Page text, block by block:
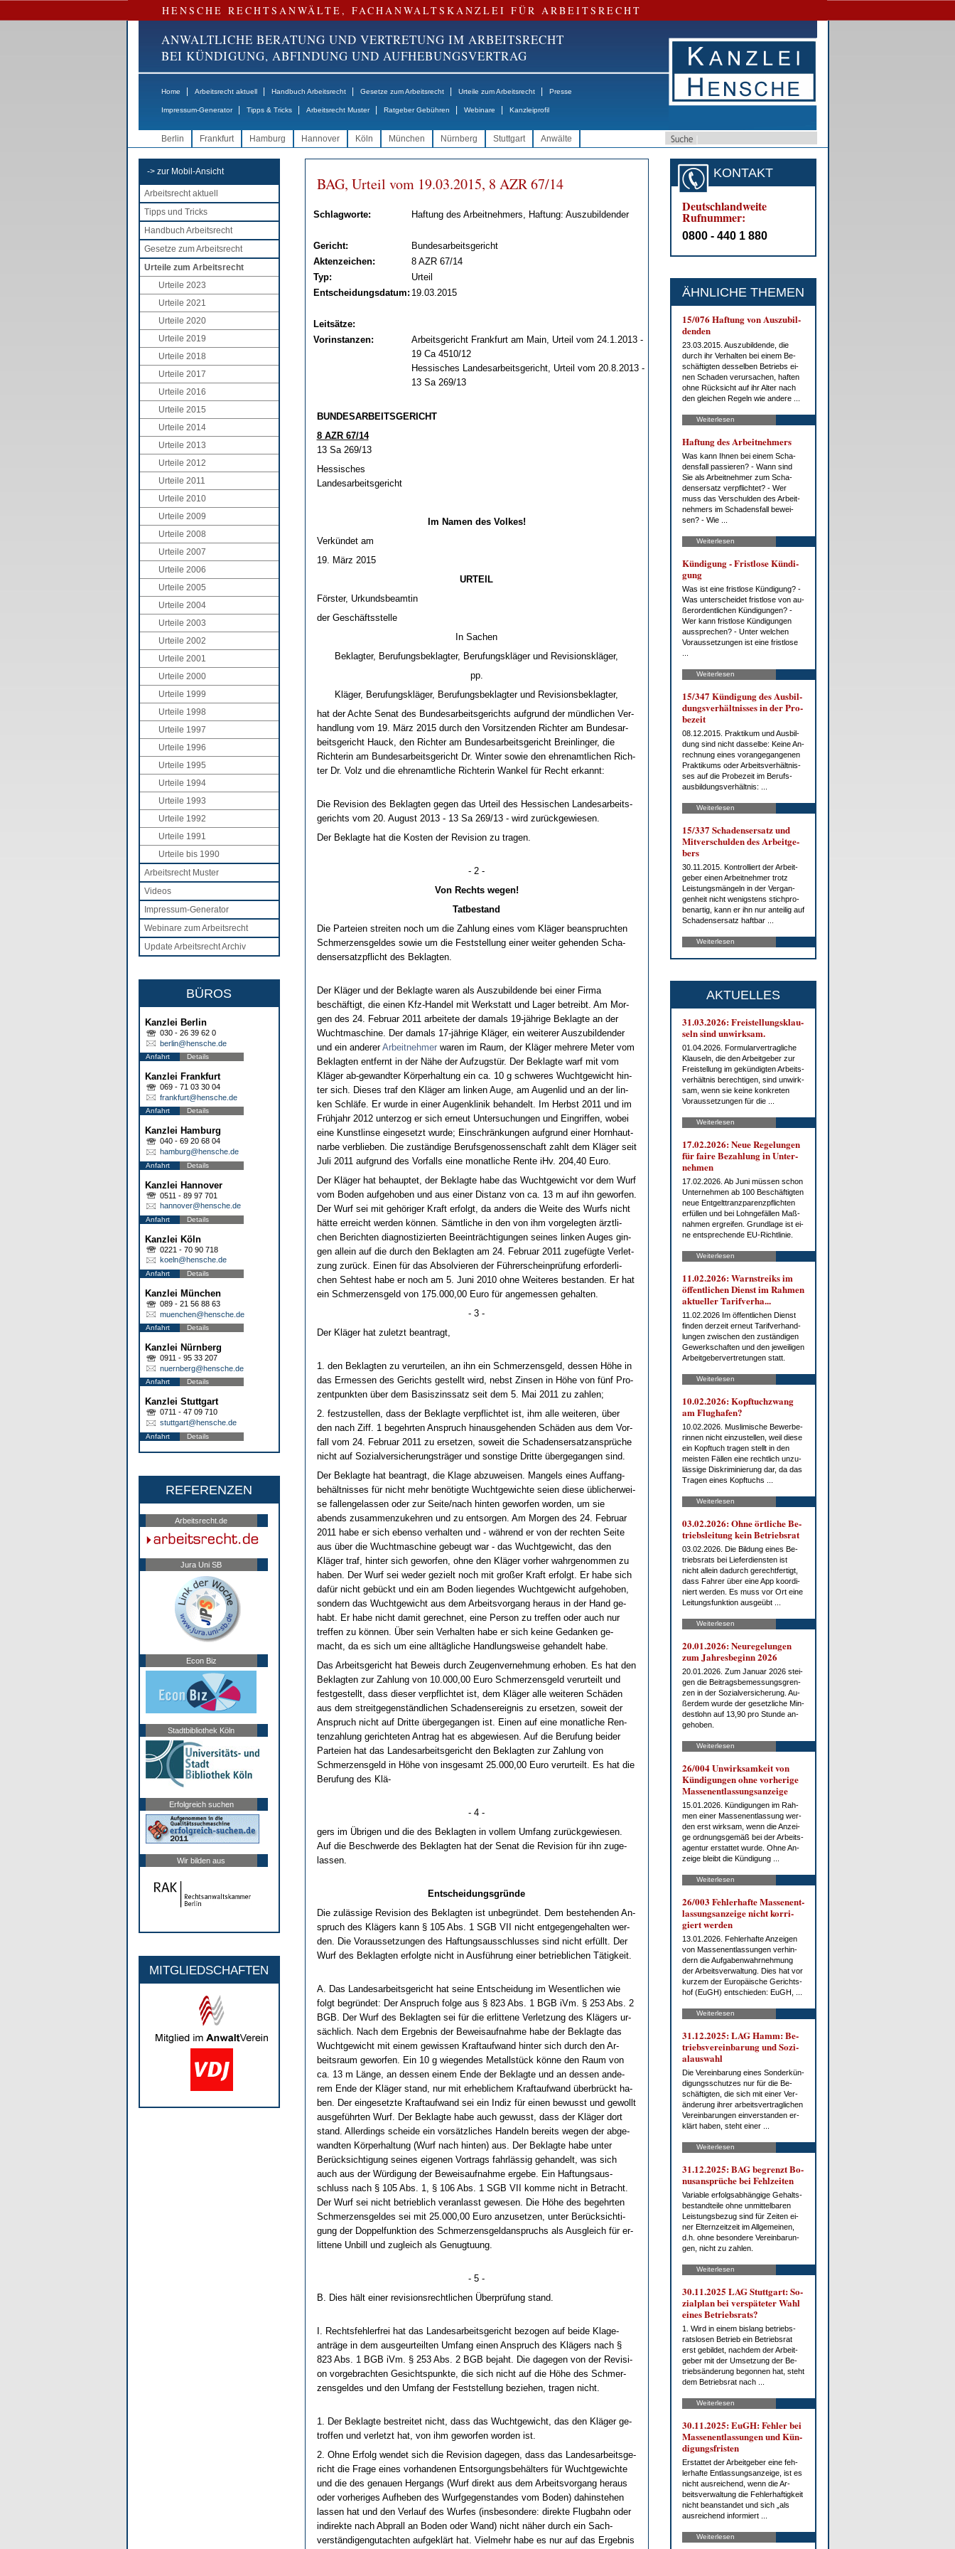
HENSCHE RECHTSANWÄLTE, FACHANWALTSKANZLEI FÜR ARBEITSRECHT
ANWALTLICHE BERATUNG UND VERTRETUNG IM ARBEITSRECHT
BEI KÜNDIGUNG, ABFINDUNG UND AUFHEBUNGSVERTRAG
Home Arbeitsrecht aktuell Handbuch Arbeitsrecht Gesetze zum Arbeitsrecht Urteile zum Arbeitsrecht Presse
Impressum-Generator Tipps & Tricks Arbeitsrecht Muster Ratgeber Gebühren Webinare Kanzleiprofil
Berlin Frankfurt Hamburg Hannover Köln München Nürnberg Stuttgart Anwälte
-> zur Mobil-Ansicht
Arbeitsrecht aktuell
Tipps und Tricks
Handbuch Arbeitsrecht
Gesetze zum Arbeitsrecht
Urteile zum Arbeitsrecht
Urteile 2023
Urteile 2021
Urteile 2020
Urteile 2019
Urteile 2018
Urteile 2017
Urteile 2016
Urteile 2015
Urteile 2014
Urteile 2013
Urteile 2012
Urteile 2011
Urteile 2010
Urteile 2009
Urteile 2008
Urteile 2007
Urteile 2006
Urteile 2005
Urteile 2004
Urteile 2003
Urteile 2002
Urteile 2001
Urteile 2000
Urteile 1999
Urteile 1998
Urteile 1997
Urteile 1996
Urteile 1995
Urteile 1994
Urteile 1993
Urteile 1992
Urteile 1991
Urteile bis 1990
Arbeitsrecht Muster
Videos
Impressum-Generator
Webinare zum Arbeitsrecht
Update Arbeitsrecht Archiv
BÜROS
Kanzlei Berlin
030 - 26 39 62 0
berlin@hensche.de
Anfahrt Details
Kanzlei Frankfurt
069 - 71 03 30 04
frankfurt@hensche.de
Anfahrt Details
Kanzlei Hamburg
040 - 69 20 68 04
hamburg@hensche.de
Anfahrt Details
Kanzlei Hannover
0511 - 89 97 701
hannover@hensche.de
Anfahrt Details
Kanzlei Köln
0221 - 70 90 718
koeln@hensche.de
Anfahrt Details
Kanzlei München
089 - 21 56 88 63
muenchen@hensche.de
Anfahrt Details
Kanzlei Nürnberg
0911 - 95 33 207
nuernberg@hensche.de
Anfahrt Details
Kanzlei Stuttgart
0711 - 47 09 710
stuttgart@hensche.de
Anfahrt Details
REFERENZEN
Arbeitsrecht.de
Jura Uni SB
Econ Biz
Stadtbibliothek Köln
Erfolgreich suchen
Wir bilden aus
MITGLIEDSCHAFTEN
BAG, Ur­teil vom 19.03.2015, 8 AZR 67/14
Schlagworte: Haftung des Arbeitnehmers, Haftung: Auszubildender
Gericht:
Bundesarbeitsgericht
Aktenzeichen:
8 AZR 67/14
Typ:
Urteil
Entscheidungsdatum: 19.03.2015
Leitsätze:
Vorinstanzen:
Arbeitsgericht Frankfurt am Main, Urteil vom 24.1.2013 -
19 Ca 4510/12
Hessisches Landesarbeitsgericht, Urteil vom 20.8.2013 -
13 Sa 269/13
BUN­DES­AR­BEITS­GERICHT
8 AZR 67/14
13 Sa 269/13
Hes­si­sches
Lan­des­ar­beits­ge­richt
Im Na­men des Vol­kes!
Verkündet am
19. März 2015
UR­TEIL
Förs­ter, Ur­kunds­be­am­tin
der Geschäfts­stel­le
In Sa­chen
Be­klag­ter, Be­ru­fungs­be­klag­ter, Be­ru­fungskläger und Re­vi­si­onskläger,
pp.
Kläger, Be­ru­fungskläger, Be­ru­fungs­be­klag­ter und Re­vi­si­ons­be­klag­ter,
hat der Ach­te Se­nat des Bun­des­ar­beits­ge­richts auf­grund der münd­li­chen Ver­
hand­lung vom 19. März 2015 durch den Vor­sit­zen­den Rich­ter am Bun­des­ar­
beits­ge­richt Hauck, den Rich­ter am Bun­des­ar­beits­ge­richt Brein­lin­ger, die
Rich­te­rin am Bun­des­ar­beits­ge­richt Dr. Win­ter so­wie den eh­ren­amt­li­chen Rich­
ter Dr. Volz und die eh­ren­amt­li­che Rich­te­rin Wan­kel für Recht er­kannt:
Die Re­vi­si­on des Be­klag­ten ge­gen das Ur­teil des Hes­si­schen Lan­des­ar­beits­
ge­richts vom 20. Au­gust 2013 - 13 Sa 269/13 - wird zurück­ge­wie­sen.
Der Be­klag­te hat die Kos­ten der Re­vi­si­on zu tra­gen.
- 2 -
Von Rechts we­gen!
Tat­be­stand
Die Par­tei­en strei­ten noch um die Zah­lung ei­nes vom Kläger be­an­spruch­ten
Schmer­zens­gel­des so­wie um die Fest­stel­lung ei­ner wei­ter ge­hen­den Scha­
dens­er­satz­pflicht des Be­klag­ten.
Der Kläger und der Be­klag­te wa­ren als Aus­zu­bil­den­de bei ei­ner Fir­ma
beschäftigt, die ei­nen Kfz-Han­del mit Werk­statt und La­ger be­treibt. Am Mor­
gen des 24. Fe­bru­ar 2011 ar­bei­te­te der da­mals 19-jähri­ge Be­klag­te an der
Wucht­ma­schi­ne. Der da­mals 17-jähri­ge Kläger, ein wei­te­rer Aus­zu­bil­den­der
und ein an­de­rerAr­beit­neh­merwa­ren im Raum, der Kläger meh­re­re Me­ter vom
Be­klag­ten ent­fernt in der Nähe der Auf­zugstür. Der Be­klag­te warf mit vom
Kläger ab-ge­wand­ter Körper­hal­tung ein ca. 10 g schwe­res Wucht­ge­wicht hin­
ter sich. Die­ses traf den Kläger am lin­ken Au­ge, am Au­gen­lid und an der lin­
ken Schläfe. Er wur­de in ei­ner Au­gen­kli­nik be­han­delt. Im Herbst 2011 und im
Frühjahr 2012 un­ter­zog er sich er­neut Un­ter­su­chun­gen und Ein­grif­fen, wo­bei
ei­ne Kunst­lin­se ein­ge­setzt wur­de; Ein­schränkun­gen auf­grund ei­ner Horn­haut­
nar­be ver­blie­ben. Die zuständi­ge Be­rufs­ge­nos­sen­schaft zahlt dem Kläger seit
Ju­li 2011 auf­grund des Vor­falls ei­ne mo­nat­li­che Ren­te iHv. 204,40 Eu­ro.
Der Kläger hat be­haup­tet, der Be­klag­te ha­be das Wucht­ge­wicht vor dem Wurf
vom Bo­den auf­ge­ho­ben und aus ei­ner Dis­tanz von ca. 13 m auf ihn ge­wor­fen.
Der Wurf sei mit gehöri­ger Kraft er­folgt, da an­ders die Wei­te des Wurfs nicht
hätte er­reicht wer­den können. Sämt­li­che in den von ihm vor­ge­leg­ten ärzt­li­
chen Be­rich­ten dia­gnos­ti­zier­ten Be­ein­träch­ti­gun­gen sei­nes lin­ken Au­ges gin­
gen al­lein auf die durch den Be­klag­ten am 24. Fe­bru­ar 2011 zu­gefügte Ver­let­
zung zurück. Ei­nen für das Ab­sol­vie­ren der Führer­schein­prüfung er­for­der­li­
chen Seh­test ha­be er noch am 5. Ju­ni 2010 oh­ne Wei­te­res be­stan­den. Er hat
ein Schmer­zens­geld von 175.000,00 Eu­ro für an­ge­mes­sen ge­hal­ten.
- 3 -
Der Kläger hat zu­letzt be­an­tragt,
1. den Be­klag­ten zu ver­ur­tei­len, an ihn ein Schmer­zens­geld, des­sen Höhe in
das Er­mes­sen des Ge­richts ge­stellt wird, nebst Zin­sen in Höhe von fünf Pro­
zent­punk­ten über dem Ba­sis­zins­satz seit dem 5. Mai 2011 zu zah­len;
2. fest­zu­stel­len, dass der Be­klag­te ver­pflich­tet ist, ihm al­le wei­te­ren, über
den nach Ziff. 1 be­gehr­ten An­spruch hin­aus­ge­hen­den Schäden aus dem Vor­
fall vom 24. Fe­bru­ar 2011 zu er­set­zen, so­weit die Scha­dens­er­satz­ansprüche
nicht auf So­zi­al­ver­si­che­rungs­träger und sons­ti­ge Drit­te über­ge­gan­gen sind.
Der Be­klag­te hat be­an­tragt, die Kla­ge ab­zu­wei­sen. Man­gels ei­nes Auf­fang­
behält­nis­ses für nicht mehr benötig­te Wucht­ge­wich­te sei­en die­se übli­cher­wei­
se fal­len­ge­las­sen oder zur Sei­te/nach hin­ten ge­wor­fen wor­den, um sie
abends zu­sam­men­zu­keh­ren und zu ent­sor­gen. Am Mor­gen des 24. Fe­bru­ar
2011 ha­be er sich eben­so ver­hal­ten und - während er von der rech­ten Sei­te
aus über die Wucht­ma­schi­ne ge­beugt war - das Wucht­ge­wicht, das den
Kläger traf, hin­ter sich ge­wor­fen, oh­ne den Kläger vor­her wahr­ge­nom­men zu
ha­ben. Der Wurf sei we­der ge­zielt noch mit großer Kraft er­folgt. Er ha­be sich
dafür nicht gebückt und ein am Bo­den lie­gen­des Wucht­ge­wicht auf­ge­ho­ben,
son­dern das Wucht­ge­wicht aus dem Ar­beits­vor­gang her­aus in der Hand ge­
habt. Er ha­be nicht da­mit ge­rech­net, ei­ne Per­son zu tref­fen oder auch nur
tref­fen zu können. Über sein Ver­hal­ten ha­be er sich kei­ne Ge­dan­ken ge­
macht, da es sich um ei­ne alltägli­che Hand­lungs­wei­se ge­han­delt ha­be.
Das Ar­beits­ge­richt hat Be­weis durch Zeu­gen­ver­neh­mung er­ho­ben. Es hat den
Be­klag­ten zur Zah­lung von 10.000,00 Eu­ro Schmer­zens­geld ver­ur­teilt und
fest­ge­stellt, dass die­ser ver­pflich­tet ist, dem Kläger al­le wei­te­ren Schäden
aus dem streit­ge­genständ­li­chen Scha­dens­er­eig­nis zu er­set­zen, so­weit der
An­spruch nicht auf Drit­te über­ge­gan­gen ist. Ei­nen auf ei­ne mo­nat­li­che Ren­
ten­zah­lung ge­rich­te­ten An­trag hat es ab­ge­wie­sen. Auf die Be­ru­fung bei­der
Par­tei­en hat das Lan­des­ar­beits­ge­richt den Be­klag­ten zur Zah­lung von
Schmer­zens­geld in Höhe von ins­ge­samt 25.000,00 Eu­ro ver­ur­teilt. Es hat die
Be­ru­fung des Klä-
- 4 -
gers im Übri­gen und die des Be­klag­ten in vol­lem Um­fang zurück­ge­wie­sen.
Auf die Be­schwer­de des Be­klag­ten hat der Se­nat die Re­vi­si­on für ihn zu­ge­
las­sen.
Ent­schei­dungs­gründe
Die zulässi­ge Re­vi­si­on des Be­klag­ten ist un­be­gründet. Dem be­ste­hen­den An­
spruch des Klägers kann § 105 Abs. 1 SGB VII nicht ent­ge­gen­ge­hal­ten wer­
den. Die Vor­aus­set­zun­gen des Haf­tungs­aus­schlus­ses sind nicht erfüllt. Der
Wurf des Be­klag­ten er­folg­te nicht in Ausführung ei­ner be­trieb­li­chen Tätig­keit.
A. Das Lan­des­ar­beits­ge­richt hat sei­ne Ent­schei­dung im We­sent­li­chen wie
folgt be­gründet: Der An­spruch fol­ge aus § 823 Abs. 1 BGB iVm. § 253 Abs. 2
BGB. Der Wurf des Be­klag­ten sei für die er­lit­te­ne Ver­let­zung des Klägers ur-
sächlich. Nach dem Er­geb­nis der Be­weis­auf­nah­me ha­be der Be­klag­te das
Wucht­ge­wicht mit ei­nem ge­wis­sen Kraft­auf­wand hin­ter sich durch den Ar­
beits­raum ge­wor­fen. Ein 10 g wie­gen­des Me­tallstück könne den Raum von
ca. 13 m Länge, an des­sen ei­nem En­de der Be­klag­te und an des­sen an­de­
rem En­de der Kläger stand, nur mit er­heb­li­chem Kraft­auf­wand über­brückt ha­
ben. Der ein­ge­setz­te Kraft­auf­wand sei ein In­diz für ei­nen be­wusst und ge­wollt
aus­geführ­ten Wurf. Der Be­klag­te ha­be auch ge­wusst, dass der Kläger dort
stand. Al­ler­dings schei­de ein vorsätz­li­ches Han­deln be­reits we­gen der ab­ge­
wand­ten Körper­hal­tung (Wurf nach hin­ten) aus. Der Be­klag­te ha­be un­ter
Berück­sich­ti­gung sei­nes ei­ge­nen Vor­trags fahrlässig ge­han­delt, was sich
auch aus der Würdi­gung der Be­weis­auf­nah­me er­ge­be. Ein Haf­tungs­aus­
schluss nach § 105 Abs. 1, § 106 Abs. 1 SGB VII kom­me nicht in Be­tracht.
Der Wurf sei nicht be­trieb­lich ver­an­lasst ge­we­sen. Die Höhe des be­gehr­ten
Schmer­zens­gel­des sei mit 25.000,00 Eu­ro an­zu­set­zen, un­ter Berück­sich­ti­
gung der Dop­pel­funk­ti­on des Schmer­zens­geld­an­spruchs als Aus­gleich für er­
lit­te­ne Un­bill und zu­gleich als Ge­nug­tu­ung.
- 5 -
B. Dies hält ei­ner re­vi­si­ons­recht­li­chen Über­prüfung stand.
I. Rechts­feh­ler­frei hat das Lan­des­ar­beits­ge­richt be­zo­gen auf bei­de Kla­ge­
anträge in dem aus­ge­ur­teil­ten Um­fang ei­nen An­spruch des Klägers nach §
823 Abs. 1 BGB iVm. § 253 Abs. 2 BGB be­jaht. Die da­ge­gen von der Re­vi­si­
on vor­ge­brach­ten Ge­sichts­punk­te, die sich nicht auf die Höhe des Schmer­
zens­gel­des und den Um­fang der Fest­stel­lung be­zie­hen, tra­gen nicht.
1. Der Be­klag­te be­strei­tet nicht, dass das Wucht­ge­wicht, das den Kläger ge­
trof­fen und ver­letzt hat, von ihm ge­wor­fen wor­den ist.
2. Oh­ne Er­folg wen­det sich die Re­vi­si­on da­ge­gen, dass das Lan­des­ar­beits­ge­
richt die Fra­ge ei­nes vor­han­de­nen Ent­sor­gungs­behälters für Wucht­ge­wich­te
und die des ge­nau­en Her­gangs (Wurf di­rekt aus dem Ar­beits­vor­gang her­aus
oder vor­he­ri­ges Auf­he­ben des Wurf­ge­gen­stan­des vom Bo­den) da­hin­ste­hen
las­sen hat und den Ver­lauf des Wur­fes (ins­be­son­de­re: di­rek­te Flug­bahn oder
in­di­rek­te nach Ab­prall an Bo­den oder Wand) nicht näher durch ein Sach­
verständi­gen­gut­ach­ten auf­geklärt hat. Viel­mehr ha­be es nur auf das Er­geb­nis
KONTAKT
Deutschlandweite
Rufnummer:
0800 - 440 1 880
ÄHNLICHE THEMEN
15/076 Haf­tung von Aus­zu­bil­
den­den
23.03.2015. Aus­zu­bil­den­de, die
durch ihr Ver­hal­ten bei ei­nem Be­
schäf­tig­ten des­sel­ben Be­triebs ei­
nen Scha­den ver­ur­sa­chen, haf­ten
oh­ne Rück­sicht auf ihr Al­ter nach
den glei­chen Re­geln wie an­de­re ...
Weiterlesen
Haf­tung des Ar­beit­neh­mers
Was kann Ih­nen bei ei­nem Scha­
dens­fall pas­sie­ren? - Wann sind
Sie als Ar­beit­neh­mer zum Scha­
dens­er­satz ver­pflich­tet? - Wer
muss das Ver­schul­den des Ar­beit­
neh­mers im Scha­dens­fall be­wei­
sen? - Wie ...
Weiterlesen
Kün­di­gung - Frist­lo­se Kün­di­
gung
Was ist ei­ne frist­lo­se Kün­di­gung? -
Was un­ter­schei­det frist­lo­se von au­
ßer­or­dent­li­chen Kün­di­gun­gen? -
Wer kann frist­lo­se Kün­di­gun­gen
aus­spre­chen? - Un­ter wel­chen
Vor­aus­set­zun­gen ist ei­ne frist­lo­se
Weiterlesen
15/347 Kün­di­gung des Aus­bil­
dungs­ver­hält­nis­ses in der Pro­
be­zeit
08.12.2015. Prak­ti­kum und Aus­bil­
dung sind nicht das­sel­be: Kei­ne An­
rech­nung ei­nes vor­an­ge­gan­ge­nen
Prak­ti­kums oder Ar­beits­ver­hält­nis­
ses auf die Pro­be­zeit im Be­rufs­
aus­bil­dungs­ver­hält­nis: ...
Weiterlesen
15/337 Scha­dens­er­satz und
Mit­ver­schul­den des Ar­beit­ge­
bers
30.11.2015. Kon­trol­liert der Ar­beit­
ge­ber ei­nen Ar­beit­neh­mer trotz
Leis­tungs­män­geln in der Ver­gan­
gen­heit nicht we­nigs­tens stich­pro­
ben­ar­tig, kann er ihn nur an­tei­lig auf
Scha­dens­er­satz haft­bar ...
Weiterlesen
AKTUELLES
31.03.2026: Frei­stel­lungs­klau­
seln sind un­wirk­sam.
01.04.2026. For­mu­lar­ver­trag­li­che
Klau­seln, die den Ar­beit­ge­ber zur
Frei­stel­lung im ge­kün­dig­ten Ar­beits­
ver­hält­nis be­rech­ti­gen, sind un­wirk­
sam, wenn sie kei­ne kon­kre­ten
Vor­aus­set­zun­gen für die ...
Weiterlesen
17.02.2026: Neue Re­ge­lun­gen
für fai­re Be­zah­lung in Un­ter­
neh­men
17.02.2026. Ab Ju­ni müs­sen schon
Un­ter­neh­men ab 100 Be­schäf­tig­ten
neue Ent­gelt­tranz­pa­renz­pflich­ten
er­fül­len und bei Lohn­ge­fäl­len Maß­
nah­men er­grei­fen. Grund­la­ge ist ei­
ne ent­spre­chen­de EU-Richt­li­nie.
Weiterlesen
11.02.2026: Warn­streiks im
öf­fent­li­chen Dienst im Rah­men
ak­tu­el­ler Ta­rif­ver­ha...
11.02.2026 Im öf­fent­li­chen Dienst
fin­den der­zeit er­neut Ta­rif­ver­hand­
lun­gen zwi­schen den zu­stän­di­gen
Ge­werk­schaf­ten und den je­wei­li­gen
Ar­beit­ge­ber­ver­tre­tun­gen statt.
Weiterlesen
10.02.2026: Kopf­tuch­zwang
am Flug­ha­fen?
10.02.2026. Mus­li­mi­sche Be­wer­be­
rin­nen nicht ein­zu­stel­len, weil die­se
ein Kopf­tuch tra­gen stellt in den
meis­ten Fäl­len ei­ne recht­lich un­zu­
läs­si­ge Dis­kri­mi­nie­rung dar, da das
Tra­gen ei­nes Kopf­tuchs ...
Weiterlesen
03.02.2026: Oh­ne ört­li­che Be­
triebs­lei­tung kein Be­triebs­rat
03.02.2026. Die Bil­dung ei­nes Be­
triebs­rats bei Lie­fer­diens­ten ist
nicht al­lein da­durch ge­recht­fer­tigt,
dass Fah­rer über ei­ne App ko­or­di­
niert wer­den. Es muss vor Ort ei­ne
Lei­tungs­funk­ti­on aus­ge­übt ...
Weiterlesen
20.01.2026: Neu­re­ge­lun­gen
zum Jah­res­be­ginn 2026
20.01.2026. Zum Ja­nu­ar 2026 stei­
gen die Bei­trags­be­mes­sungs­gren­
zen in der So­zi­al­ver­si­che­rung. Au­
ßer­dem wur­de der ge­setz­li­che Min­
dest­lohn auf 13,90 pro St­un­de an­
ge­ho­ben.
Weiterlesen
26/004 Un­wirk­sam­keit von
Kün­di­gun­gen oh­ne vor­he­ri­ge
Mas­sen­ent­las­sungs­an­zei­ge
15.01.2026. Kün­di­gun­gen im Rah­
men ei­ner Mas­sen­ent­las­sung wer­
den erst wirk­sam, wenn die An­zei­
ge ord­nungs­ge­mäß bei der Ar­beits­
agen­tur er­stat­tet wur­de. Oh­ne An­
zei­ge bleibt die Kün­di­gung ...
Weiterlesen
26/003 Feh­ler­haf­te Mas­sen­ent­
las­sungs­an­zei­ge nicht kor­ri­
giert wer­den
13.01.2026. Feh­ler­haf­te An­zei­gen
von Mas­sen­ent­las­sun­gen ver­hin­
dern die Auf­ga­ben­wahr­neh­mung
der Ar­beits­ver­wal­tung. Dies hat vor
kur­zem der Eu­ro­päi­sche Ge­richts­
hof (EuGH) ent­schie­den: EuGH, ...
Weiterlesen
31.12.2025: LAG Hamm: Be­
triebs­ver­ein­ba­rung und So­zi­
al­aus­wahl
Die Ver­ein­ba­rung ei­nes Son­der­kün­
di­gungs­schut­zes nur für die Be­
schäf­tig­ten, die sich mit ei­ner Ver­
än­de­rung ih­rer ar­beits­ver­trag­li­chen
Ver­ein­ba­run­gen ein­ver­stan­den er­
klärt ha­ben, steht ei­ner ...
Weiterlesen
31.12.2025: BAG be­grenzt Bo­
nus­an­sprü­che bei Fehl­zei­ten
Va­ria­ble er­folgs­ab­hän­gi­ge Ge­halts­
be­stand­tei­le oh­ne un­mit­tel­ba­ren
Leis­tungs­be­zug sind für Zei­ten ei­
ner El­tern­zeit­zeit im All­ge­mei­nen,
d.h. oh­ne be­son­de­re Ver­ein­ba­run­
gen, nicht zu zah­len.
Weiterlesen
30.11.2025 LAG Stutt­gart: So­
zi­al­plan bei ver­spä­te­ter Wahl
ei­nes Be­triebs­rats?
1. Wird in ei­nem bis­lang be­triebs­
rats­lo­sen Be­trieb ein Be­triebs­rat
erst ge­bil­det, nach­dem der Ar­beit­
ge­ber mit der Um­set­zung der Be­
trieb­s­än­de­rung be­gon­nen hat, steht
dem Be­triebs­rat nach ...
Weiterlesen
30.11.2025: EuGH: Feh­ler bei
Mas­sen­ent­las­sun­gen und Kün­
di­gungs­fris­ten
Er­stat­tet der Ar­beit­ge­ber ei­ne feh­
ler­haf­te Ent­las­sungs­an­zei­ge, ist es
nicht aus­rei­chend, wenn die Ar­
beits­ver­wal­tung die Feh­ler­haf­tig­keit
nicht be­an­stan­det und sich „als
aus­rei­chend in­for­miert ...
Weiterlesen